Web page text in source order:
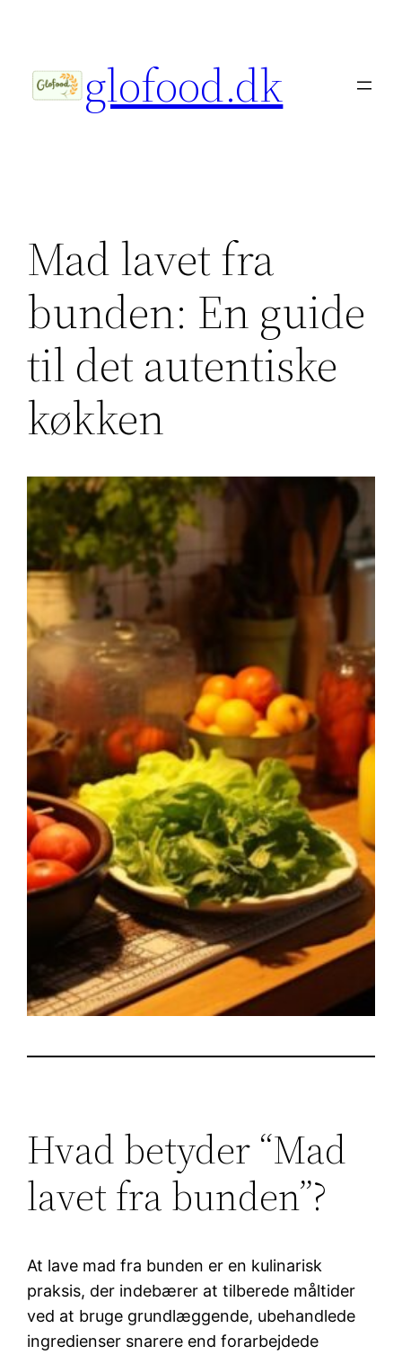
indhold
glofood.dk
Mad lavet fra
bunden: En guide
til det autentiske
køkken
Hvad betyder “Mad
lavet fra bunden”?
At lave mad fra bunden er en kulinarisk
praksis, der indebærer at tilberede måltider
ved at bruge grundlæggende, ubehandlede
ingredienser snarere end forarbejdede